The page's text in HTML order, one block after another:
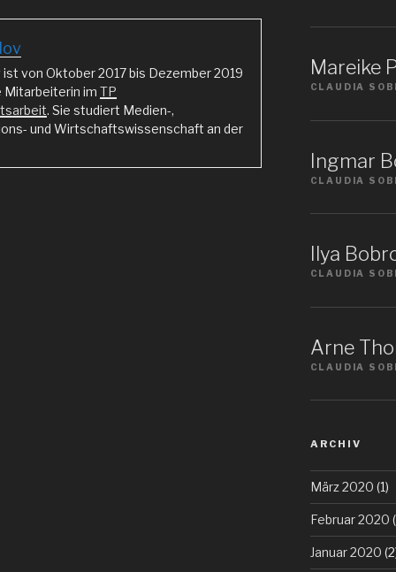
ist von Oktober 2017 bis Dezember 2019
im TP
. Sie studiert Medien-,
und Wirtschaftswissenschaft an der
Mareike
CLAUDIA
Ingmar
CLAUDIA
Ilya
CLAUDIA
Arne
CLAUDIA
ARCHIV
März 2020 (1)
Februar 2020
Januar 2020